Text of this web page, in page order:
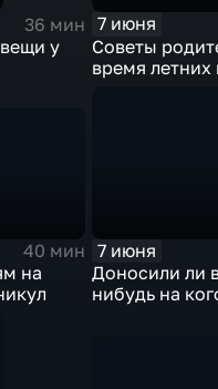
36 мин
у
7 июня
Советы
время летних
40 мин
на
7 июня
Доносили ли
нибудь на